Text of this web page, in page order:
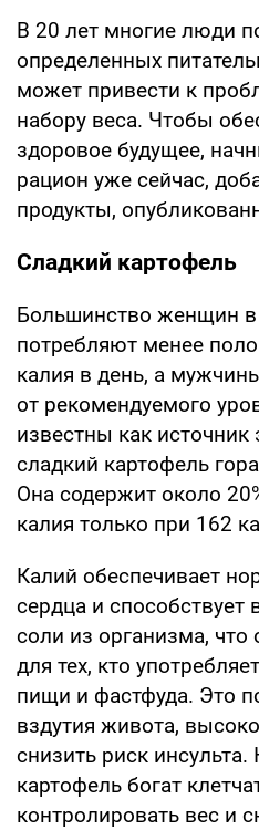
В 20 лет многие люди
определенных
может привести к
набору веса. Чтобы
здоровое будущее,
рацион уже сейчас,
продукты,
Сладкий картофель
Большинство женщин в
потребляют менее
калия в день, а
от рекомендуемого
известны как источник
сладкий картофель
Она содержит около
калия только при 162
Калий обеспечивает
сердца и
соли из организма, что
для тех, кто
пищи и фастфуда. Это
вздутия живота,
снизить риск
картофель богат
контролировать вес и